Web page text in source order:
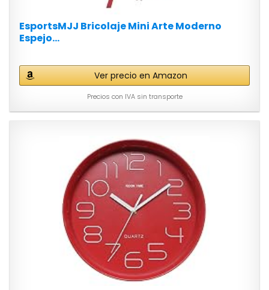
EsportsMJJ Bricolaje Mini Arte Moderno
Espejo...
Ver precio en Amazon
Precios con IVA sin transporte